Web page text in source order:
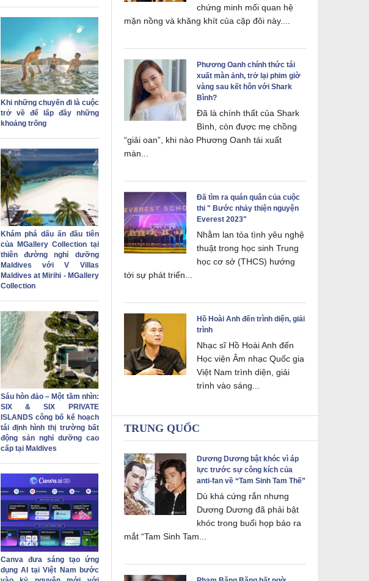
Khi những chuyến đi là cuộc
trở về để lấp đầy những
khoảng trống
Khám phá dấu ấn đầu tiên
của MGallery Collection tại
thiên đường nghỉ dưỡng
Maldives với V Villas
Maldives at Mirihi - MGallery
Collection
Sáu hòn đảo – Một tầm nhìn:
SIX & SIX PRIVATE
ISLANDS công bố kế hoạch
tái định hình thị trường bất
động sản nghỉ dưỡng cao
cấp tại Maldives
Canva đưa sáng tạo ứng
dụng AI tại Việt Nam bước
chứng minh mối quan hệ
mặn nồng và khăng khít của cặp đôi này....
Phương Oanh chính thức tái
xuất màn ảnh, trở lại phim giờ
vàng sau kết hôn với Shark
Bình?
Đã là chính thất của Shark
Bình, còn được mẹ chồng
“giải oan”, khi nào Phương Oanh tái xuất
màn...
Đã tìm ra quán quân của cuộc
thi " Bước nhảy thiện nguyện
Everest 2023"
Nhằm lan tỏa tình yêu nghệ
thuật trong học sinh Trung
học cơ sở (THCS) hướng
tới sự phát triển...
Hồ Hoài Anh đến trình diện, giải
trình
Nhạc sĩ Hồ Hoài Anh đến
Học viện Âm nhạc Quốc gia
Việt Nam trình diện, giải
trình vào sáng...
TRUNG QUỐC
Dương Dương bật khóc vì áp
lực trước sự công kích của
anti-fan về “Tam Sinh Tam Thế”
Dù khá cứng rắn nhưng
Dương Dương đã phải bật
khóc trong buổi họp báo ra
mắt “Tam Sinh Tam...